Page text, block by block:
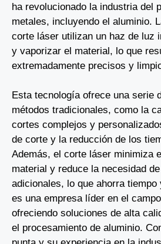
ha revolucionado la industria del
metales, incluyendo el aluminio.
corte láser utilizan un haz de luz
y vaporizar el material, lo que
extremadamente precisos y
Esta tecnología ofrece una serie
métodos tradicionales, como la
cortes complejos y
de corte y la reducción de los
Además, el corte láser minimiza
material y reduce la necesidad
adicionales, lo que ahorra
es una empresa líder en el
ofreciendo soluciones de alta
el procesamiento de aluminio.